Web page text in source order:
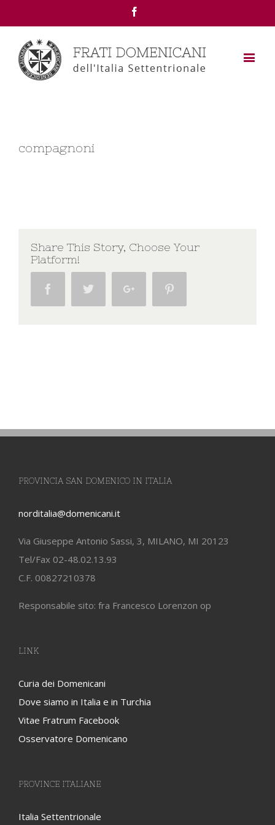
compagnoni
Share This Story, Choose Your
Platform!
Facebook Twitter Google+
PROVINCIA SAN DOMENICO IN ITALIA
norditalia@domenicani.it
Via Giuseppe Antonio Sassi, 3, MILANO, MI 20123
Tel/Fax 02-48.02.13.93
C.F. 00827210378
Responsabile sito: fra Francesco Lorenzon op
LINK
Curia dei Domenicani
Dove siamo in Italia e in Turchia
Vitae Fratrum Facebook
Osservatore Domenicano
PROVINCE ITALIANE
Italia Settentrionale